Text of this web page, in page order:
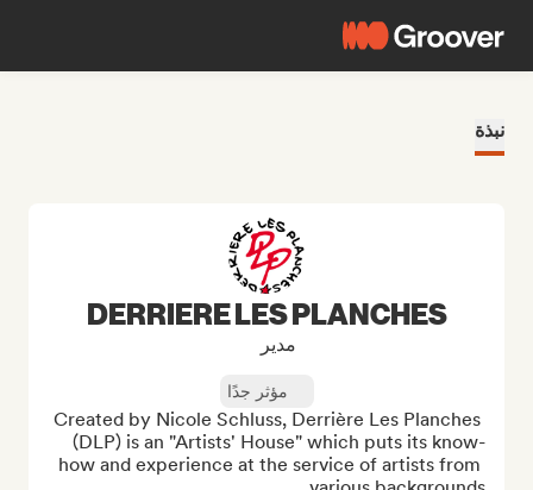
نبذة
DERRIERE LES PLANCHES
مدير
مؤثر جدًا
Created by Nicole Schluss, Derrière Les Planches
(DLP) is an "Artists' House" which puts its know-
how and experience at the service of artists from